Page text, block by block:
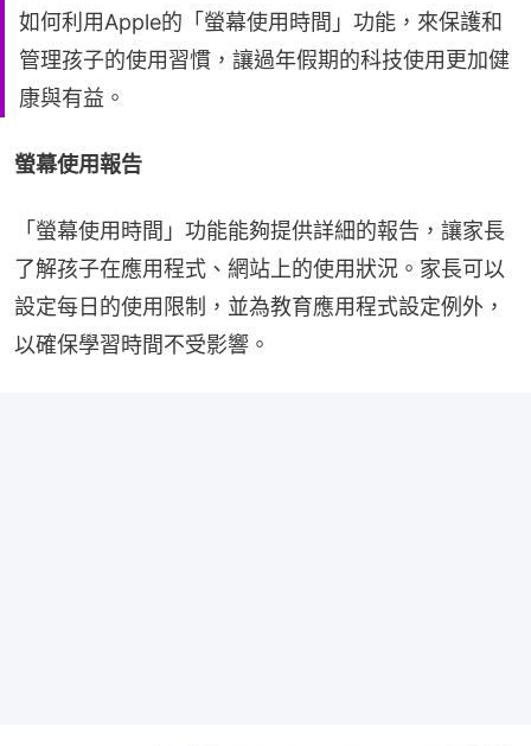
如何利用Apple的「螢幕使用時間」功能，來保護和
管理孩子的使用習慣，讓過年假期的科技使用更加健
康與有益。
螢幕使用報告
「螢幕使用時間」功能能夠提供詳細的報告，讓家長
了解孩子在應用程式、網站上的使用狀況。家長可以
設定每日的使用限制，並為教育應用程式設定例外，
以確保學習時間不受影響。